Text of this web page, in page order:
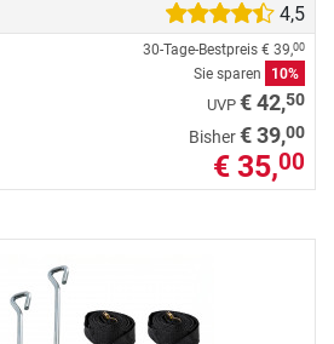
4,5
30-Tage-Bestpreis € 39,00
Sie sparen 10%
UVP € 42,50
Bisher€ 39,00
€ 35,00